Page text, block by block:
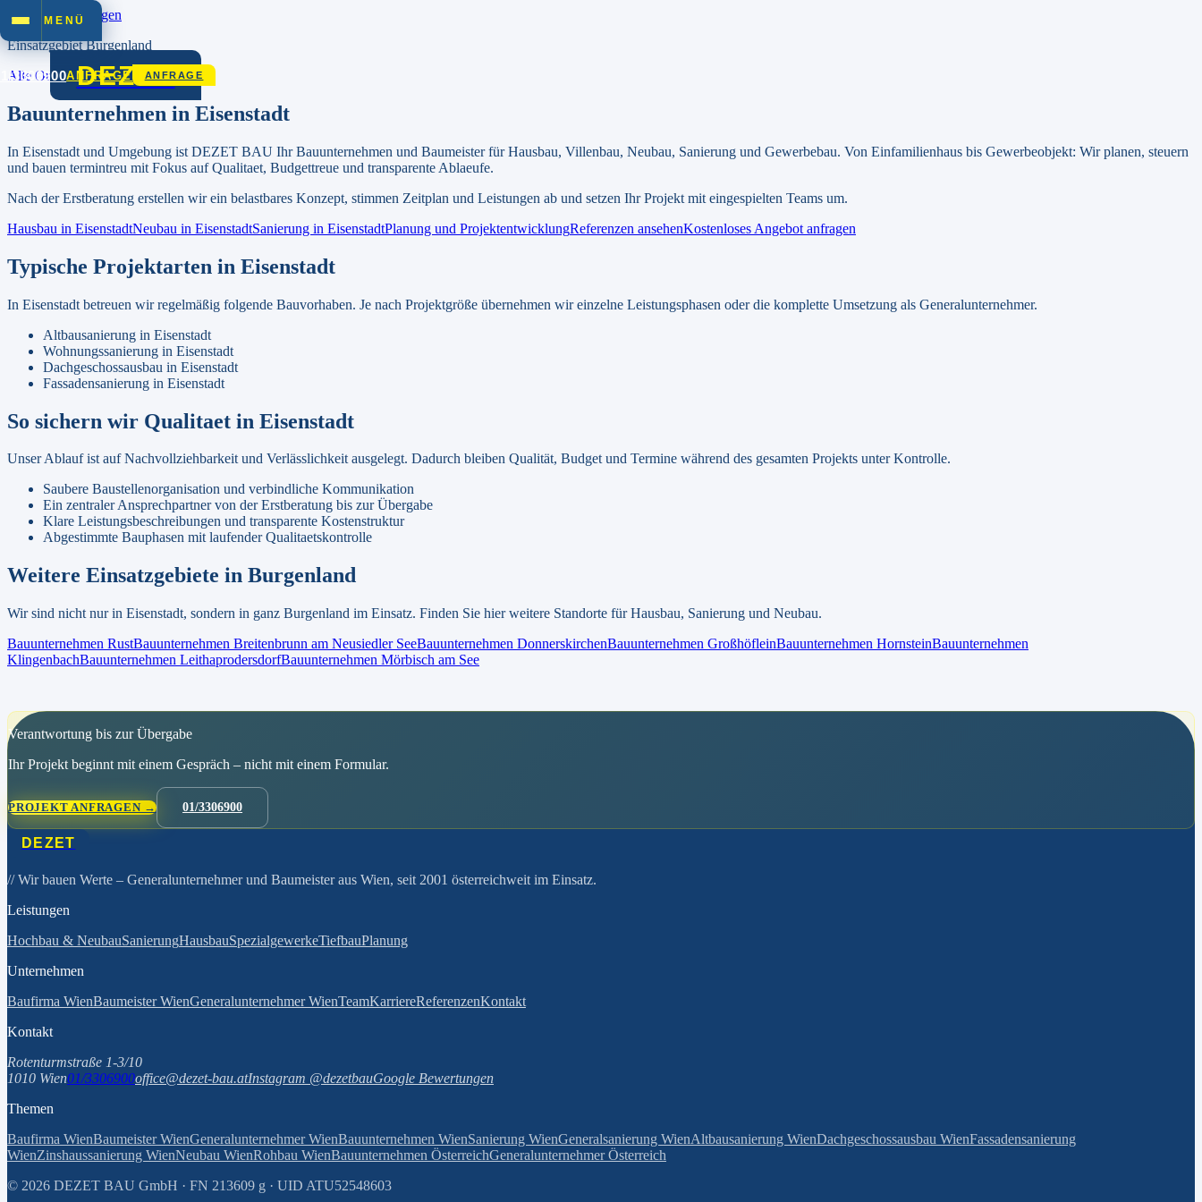
Zum Inhalt springen
MENÜ
DEZET
3306900ANFRAGE ANFRAGE
EinsatzgebietBurgenland
Alle Orte inBurgenland
Bauunternehmen in Eisenstadt
In Eisenstadt und Umgebung ist DEZET BAU Ihr Bauunternehmen und Baumeister für Hausbau, Villenbau, Neubau, Sanierung und Gewerbebau. Von Einfamilienhaus bis Gewerbeobjekt: Wir planen, steuern
und bauen termintreu mit Fokus auf Qualitaet, Budgettreue und transparente Ablaeufe.
Nach der Erstberatung erstellen wir ein belastbares Konzept, stimmen Zeitplan und Leistungen ab und setzen Ihr Projekt mit eingespielten Teams um.
Hausbau in EisenstadtNeubau in EisenstadtSanierung in EisenstadtPlanung und ProjektentwicklungReferenzen ansehenKostenloses Angebot anfragen
Typische Projektarten in Eisenstadt
In Eisenstadt betreuen wir regelmäßig folgende Bauvorhaben. Je nach Projektgröße übernehmen wir einzelne Leistungsphasen oder die komplette Umsetzung als Generalunternehmer.
Altbausanierung in Eisenstadt
Wohnungssanierung in Eisenstadt
Dachgeschossausbau in Eisenstadt
Fassadensanierung in Eisenstadt
So sichern wir Qualitaet in Eisenstadt
Unser Ablauf ist auf Nachvollziehbarkeit und Verlässlichkeit ausgelegt. Dadurch bleiben Qualität, Budget und Termine während des gesamten Projekts unter Kontrolle.
Saubere Baustellenorganisation und verbindliche Kommunikation
Ein zentraler Ansprechpartner von der Erstberatung bis zur Übergabe
Klare Leistungsbeschreibungen und transparente Kostenstruktur
Abgestimmte Bauphasen mit laufender Qualitaetskontrolle
Weitere Einsatzgebiete in Burgenland
Wir sind nicht nur in Eisenstadt, sondern in ganz Burgenland im Einsatz. Finden Sie hier weitere Standorte für Hausbau, Sanierung und Neubau.
Bauunternehmen RustBauunternehmen Breitenbrunn am Neusiedler SeeBauunternehmen DonnerskirchenBauunternehmen GroßhöfleinBauunternehmen HornsteinBauunternehmen
KlingenbachBauunternehmen LeithaprodersdorfBauunternehmen Mörbisch am See
Verantwortung bis zur Übergabe
Ihr Projekt beginnt mit einem Gespräch – nicht mit einem Formular.
PROJEKT ANFRAGEN → 01/3306900
DEZET
// Wir bauen Werte – Generalunternehmer und Baumeister aus Wien, seit 2001 österreichweit im Einsatz.
Leistungen
Hochbau & NeubauSanierungHausbauSpezialgewerkeTiefbauPlanung
Unternehmen
Baufirma WienBaumeister WienGeneralunternehmer WienTeamKarriereReferenzenKontakt
Kontakt
Rotenturmstraße 1-3/10
1010 Wien01/3306900office@dezet-bau.atInstagram @dezetbauGoogle Bewertungen
Themen
Baufirma WienBaumeister WienGeneralunternehmer WienBauunternehmen WienSanierung WienGeneralsanierung WienAltbausanierung WienDachgeschossausbau WienFassadensanierung
WienZinshaussanierung WienNeubau WienRohbau WienBauunternehmen ÖsterreichGeneralunternehmer Österreich
© 2026 DEZET BAU GmbH · FN 213609 g · UID ATU52548603